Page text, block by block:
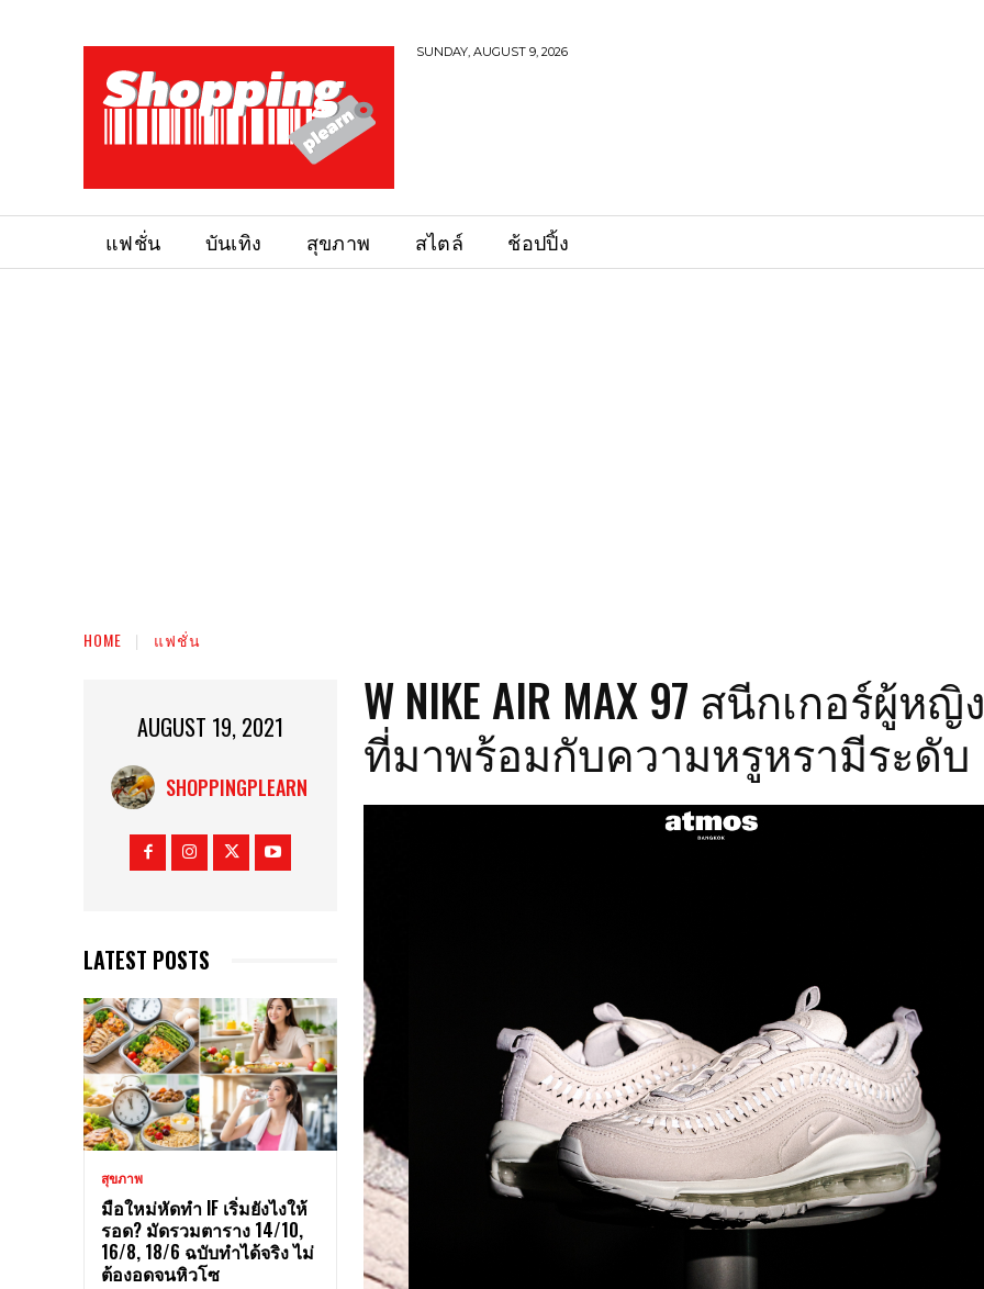
SUNDAY, AUGUST 9, 2026
แฟชั่น บันเทิง สุขภาพ สไตล์ ช้อปปิ้ง
HOME แฟชั่น
AUGUST 19, 2021
SHOPPINGPLEARN
LATEST POSTS
สุขภาพ
มือใหม่หัดทำ IF เริ่มยังไงให้
รอด? มัดรวมตาราง 14/10,
16/8, 18/6 ฉบับทำได้จริง ไม่
ต้องอดจนหิวโซ
W NIKE AIR MAX 97 สนีกเกอร์ผู้หญิง
ที่มาพร้อมกับความหรูหรามีระดับ